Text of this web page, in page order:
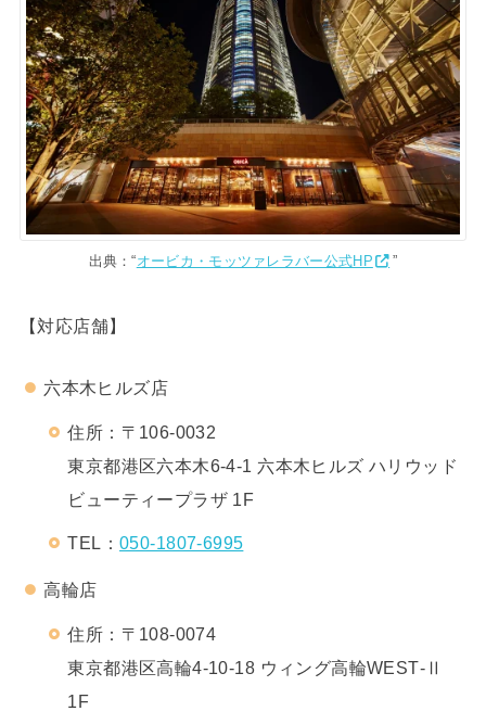
出典：“オービカ・モッツァレラバー公式HP ”
【対応店舗】
六本木ヒルズ店
住所：〒106-0032
東京都港区六本木6-4-1 六本木ヒルズ ハリウッド
ビューティープラザ 1F
TEL：050-1807-6995
高輪店
住所：〒108-0074
東京都港区高輪4-10-18 ウィング高輪WEST‐Ⅱ
1F